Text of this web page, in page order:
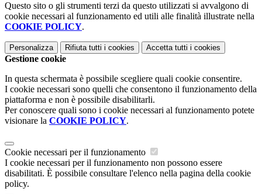
Questo sito o gli strumenti terzi da questo utilizzati si avvalgono di
cookie necessari al funzionamento ed utili alle finalità illustrate nella
COOKIE POLICY.
Personalizza Rifiuta tutti i cookies Accetta tutti i cookies
Gestione cookie
In questa schermata è possibile scegliere quali cookie consentire.
I cookie necessari sono quelli che consentono il funzionamento della
piattaforma e non è possibile disabilitarli.
Per conoscere quali sono i cookie necessari al funzionamento potete
visionare la COOKIE POLICY.
Cookie necessari per il funzionamento
I cookie necessari per il funzionamento non possono essere
disabilitati. È possibile consultare l'elenco nella pagina della cookie
policy.